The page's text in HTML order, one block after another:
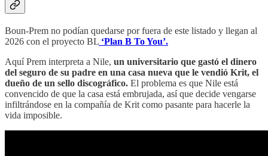
Boun-Prem no podían quedarse por fuera de este listado y llegan al
2026 con el proyecto BL ‘Plan B To You’.
Aquí Prem interpreta a Nile, un universitario que gastó el dinero
del seguro de su padre en una casa nueva que le vendió Krit, el
dueño de un sello discográfico. El problema es que Nile está
convencido de que la casa está embrujada, así que decide vengarse
infiltrándose en la compañía de Krit como pasante para hacerle la
vida imposible.